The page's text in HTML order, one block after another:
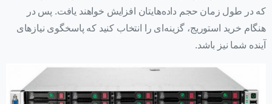
که در طول زمان حجم داده‌هایتان افزایش خواهند یافت. پس در
هنگام خرید استوریج، گزینه‌ای را انتخاب کنید که پاسخگوی نیازهای
آینده شما نیز باشد.